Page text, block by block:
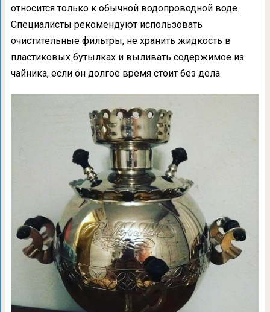
относится только к обычной водопроводной воде.
Специалисты рекомендуют использовать
очистительные фильтры, не хранить жидкость в
пластиковых бутылках и выливать содержимое из
чайника, если он долгое время стоит без дела.